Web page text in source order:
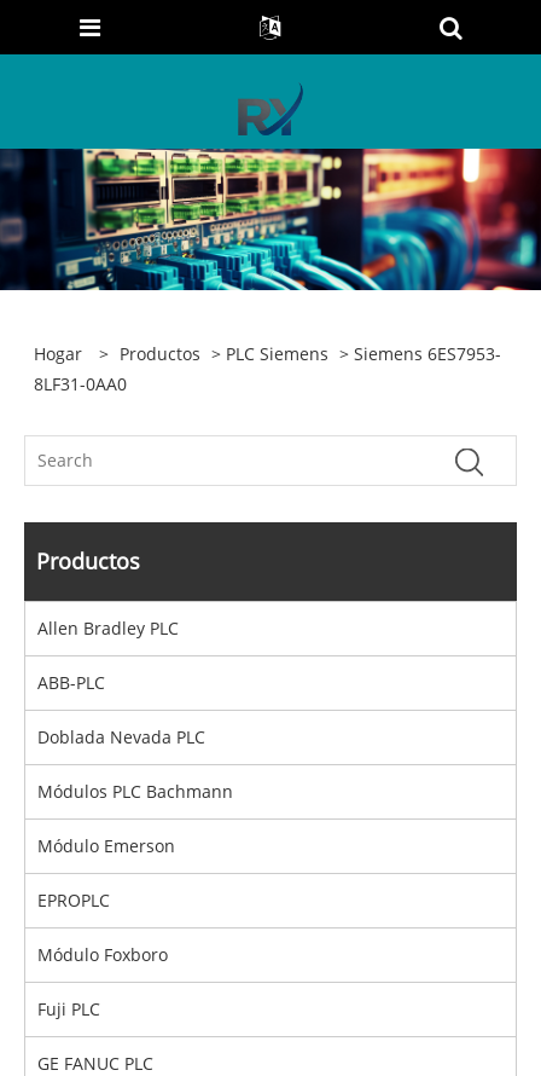
Hogar > Productos > PLC Siemens > Siemens 6ES7953-
8LF31-0AA0
Productos
Allen Bradley PLC
ABB-PLC
Doblada Nevada PLC
Módulos PLC Bachmann
Módulo Emerson
EPROPLC
Módulo Foxboro
Fuji PLC
GE FANUC PLC